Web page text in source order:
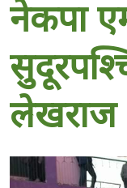
नेकपा
लेखराज